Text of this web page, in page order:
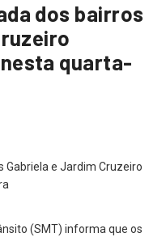
dos bairros
quarta-
(SMT) informa que os